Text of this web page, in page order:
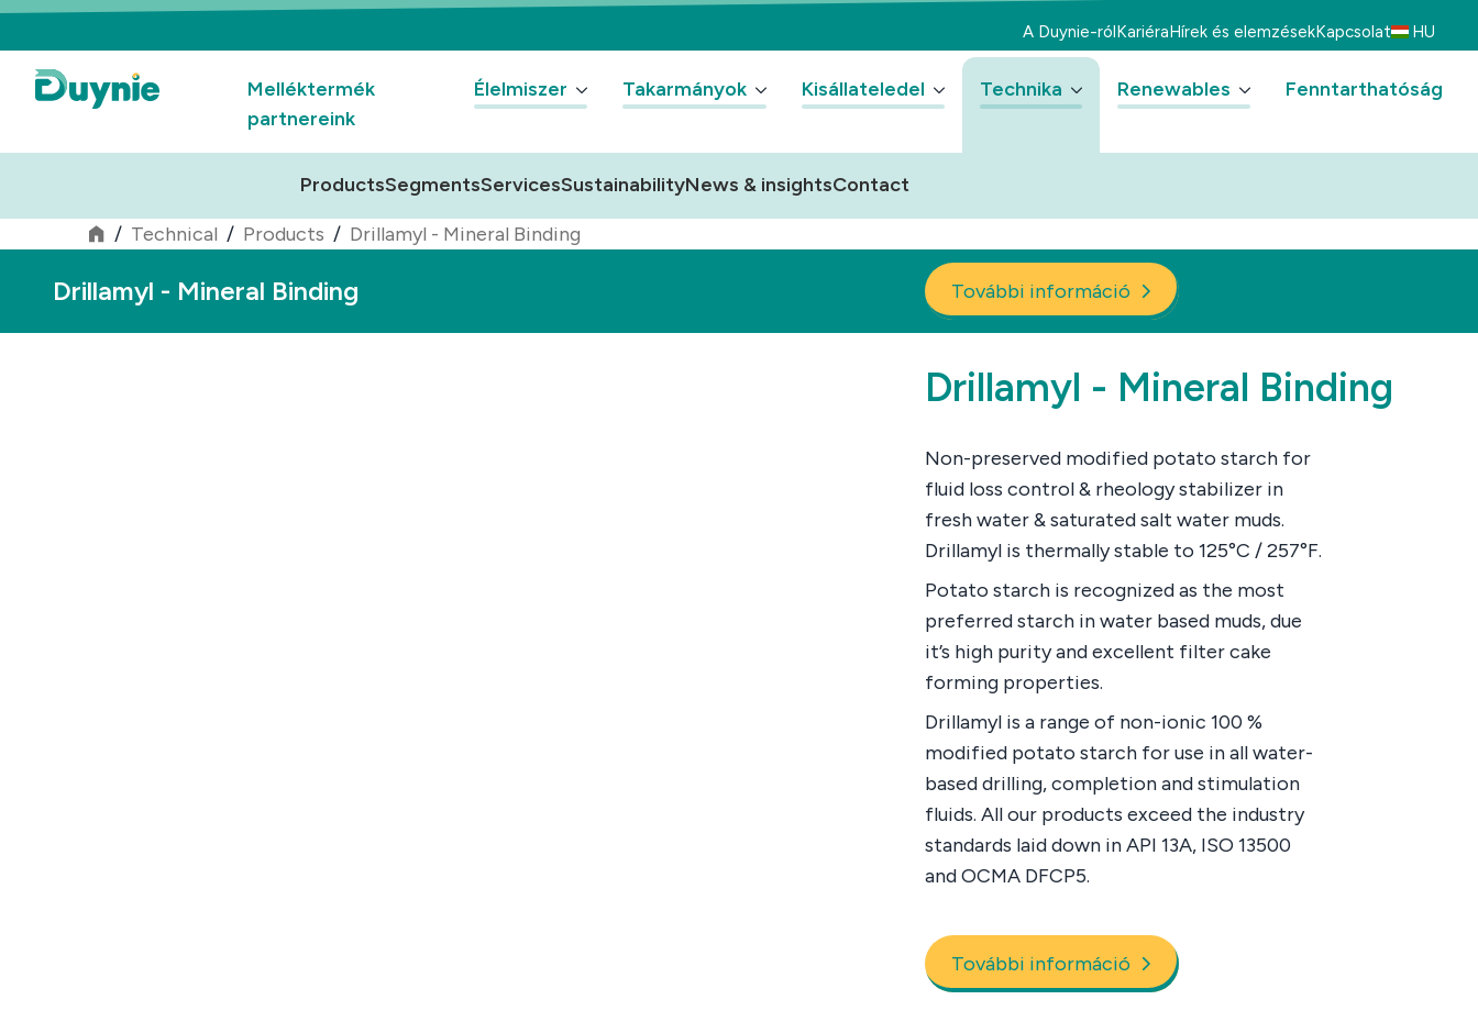
A Duynie-rólKariéraHírek és elemzésekKapcsolat HU
Melléktermék
partnereink
Élelmiszer Takarmányok Kisállateledel Technika Renewables Fenntarthatóság
ProductsSegmentsServicesSustainabilityNews & insightsContact
/ Technical / Products / Drillamyl - Mineral Binding
Drillamyl - Mineral Binding További információ
Drillamyl - Mineral Binding
Non-preserved modified potato starch for
fluid loss control & rheology stabilizer in
fresh water & saturated salt water muds.
Drillamyl is thermally stable to 125°C / 257°F.
Potato starch is recognized as the most
preferred starch in water based muds, due
it’s high purity and excellent filter cake
forming properties.
Drillamyl is a range of non-ionic 100 %
modified potato starch for use in all water-
based drilling, completion and stimulation
fluids. All our products exceed the industry
standards laid down in API 13A, ISO 13500
and OCMA DFCP5.
További információ